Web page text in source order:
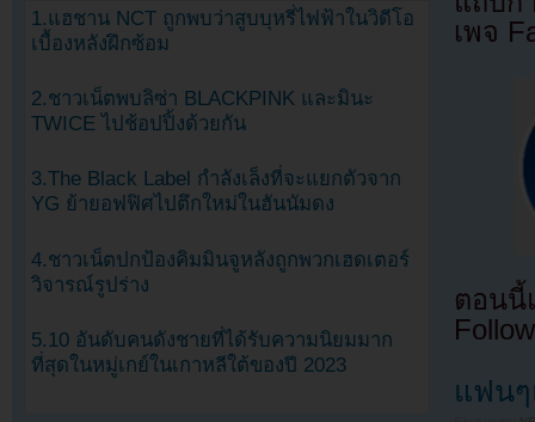
เพจ
ตอนนี้
แฟนๆ
1.แฮชาน NCT ถูกพบว่าสูบบุหรี่ไฟฟ้าในวิดีโอ
เบื้องหลังฝึกซ้อม
2.ชาวเน็ตพบลิซ่า BLACKPINK และมินะ
TWICE ไปช้อปปิ้งด้วยกัน
3.The Black Label กำลังเล็งที่จะแยกตัวจาก
YG ย้ายอฟฟิศไปตึกใหม่ในฮันนัมดง
4.ชาวเน็ตปกป้องคิมมินจูหลังถูกพวกเฮดเตอร์
วิจารณ์รูปร่าง
5.10 อันดับคนดังชายที่ได้รับความนิยมมาก
ที่สุดในหมู่เกย์ในเกาหลีใต้ของปี 2023